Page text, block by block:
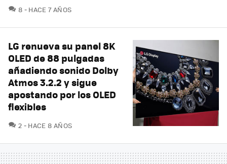
8 COMENTARIOS
HACE 7 AÑOS
LG renueva su panel 8K
OLED de 88 pulgadas
añadiendo sonido Dolby
Atmos 3.2.2 y sigue
apostando por los OLED
flexibles
2 COMENTARIOS
HACE 8 AÑOS